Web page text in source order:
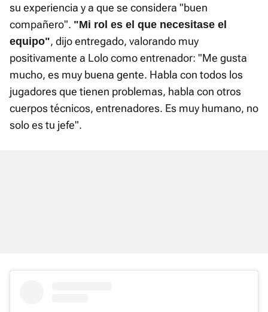
su experiencia y a que se considera "buen
compañero". "Mi rol es el que necesitase el
equipo", dijo entregado, valorando muy
positivamente a Lolo como entrenador: "Me gusta
mucho, es muy buena gente. Habla con todos los
jugadores que tienen problemas, habla con otros
cuerpos técnicos, entrenadores. Es muy humano, no
solo es tu jefe".